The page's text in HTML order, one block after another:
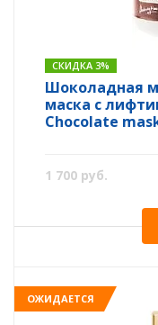
СКИДКА 3%
Шоколадная
маска с
Chocolate
1 700 руб.
ОЖИДАЕТСЯ